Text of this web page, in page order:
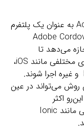
برای این منظور می‌توان از Adobe Cordova به عنوان یک پلتفرم
می‌دهد تا
اپلیکیشن‌هایی بسازند که بر روی پلتفرم‌های مختلفی مانند iOS،
ویندوز 10 موبایل، Blackberry و Firefox و غیره اجرا شوند.
روش می‌تواند در عین
اکثر
توسعه‌دهندگان به استفاده از فریم‌ورک‌هایی مانند Ionic